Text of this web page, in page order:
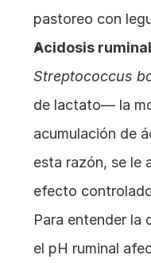
pastoreo con
Acidosis
Streptococcus
de lactato— la
acumulación de
esta razón, se le
efecto
Para entender la
el pH ruminal